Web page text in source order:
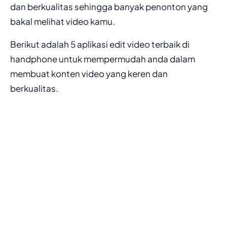
dan berkualitas sehingga banyak penonton yang
bakal melihat video kamu.
Berikut adalah 5 aplikasi edit video terbaik di
handphone untuk mempermudah anda dalam
membuat konten video yang keren dan
berkualitas.